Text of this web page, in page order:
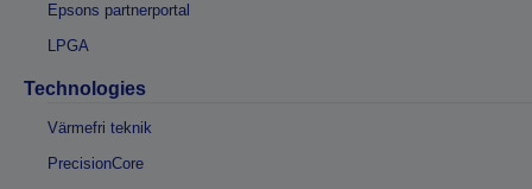
Epsons partnerportal
LPGA
Technologies
Värmefri teknik
PrecisionCore